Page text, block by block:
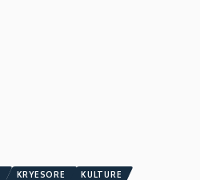
KRYESORE
KULTURE